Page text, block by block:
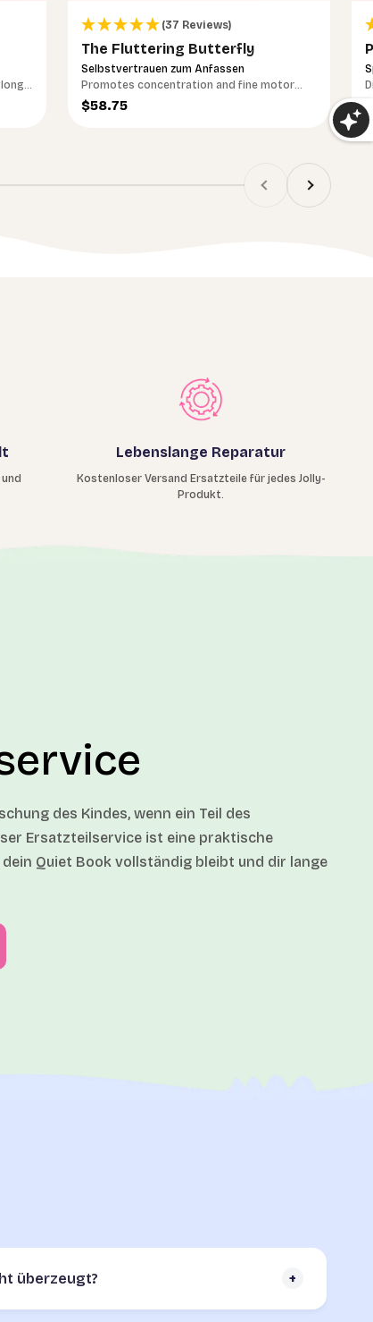
(37 Reviews)
The Fluttering Butterfly
Selbstvertrauen zum Anfassen
Promotes concentration and fine motor
skills
Sale price
$58.75
PreviousNext
Lebenslange Reparatur
Kostenloser Versand Ersatzteile für jedes Jolly-
Produkt.
des Kindes, wenn ein Teil des
Ersatzteilservice ist eine praktische
Quiet Book vollständig bleibt und dir lange
überzeugt? +